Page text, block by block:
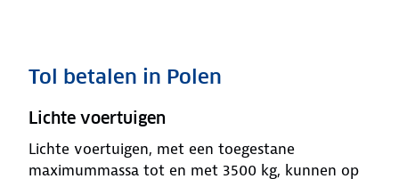
Tol betalen in Polen
Lichte voertuigen
Lichte voertuigen, met een toegestane
maximummassa tot en met 3500 kg, kunnen op